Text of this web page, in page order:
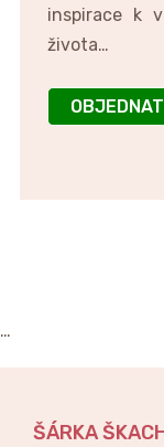
inspirace k
života…
OBJEDNAT
…
ŠÁRKA